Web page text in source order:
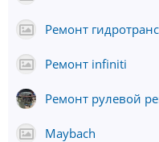
Ремонт
Ремонт infiniti
Ремонт рулевой
Maybach